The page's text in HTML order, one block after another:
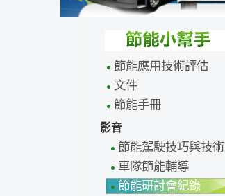
節能應用技術評估
文件
節能手冊
影音
節能駕駛技巧與技術
車隊節能輔導
節能研討會紀錄